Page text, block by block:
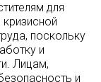
для
поскольку
и
Лицам,
и